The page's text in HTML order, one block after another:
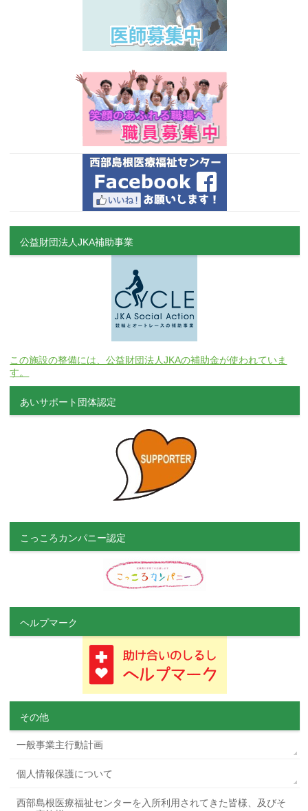
公益財団法人JKA補助事業
この施設の整備には、公益財団法人JKAの補助金が使われていま
す。
あいサポート団体認定
こっころカンパニー認定
ヘルプマーク
その他
一般事業主行動計画
個人情報保護について
西部島根医療福祉センターを入所利用されてきた皆様、及びそ